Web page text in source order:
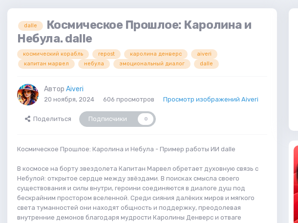
dalle
Космическое Прошлое: Каролина и
Небула. dalle
космический корабль repost каролина денверс
aiveri
капитан марвел
небула эмоциональный диалог dalle
Автор Aiveri
20 ноября, 2024 606 просмотров Просмотр изображений Aiveri
Поделиться Подписчики 0
Космическое Прошлое: Каролина и Небула - Пример работы ИИ dalle
В космосе на борту звездолета Капитан Марвел обретает духовную связь с
Небулой: открытое сердце между звёздами. В поисках смысла своего
существования и силы внутри, героини соединяются в диалоге душ под
бескрайним простором вселенной. Среди сияния далёких миров и мягкого
света туманностей они находят общность и поддержку, преодолевая
внутренние демонов благодаря мудрости Каролины Денверс и отваге